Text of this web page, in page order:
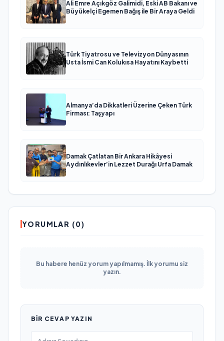
Ali Emre Açıkgöz Galimidi, Eski AB Bakanı ve
Büyükelçi Egemen Bağış ile Bir Araya Geldi
Türk Tiyatrosu ve Televizyon Dünyasının
Usta İsmi Can Kolukısa Hayatını Kaybetti
Almanya’da Dikkatleri Üzerine Çeken Türk
Firması: Taşyapı
Damak Çatlatan Bir Ankara Hikâyesi
Aydınlıkevler’in Lezzet Durağı Urfa Damak
YORUMLAR (0)
Bu habere henüz yorum yapılmamış. İlk yorumu siz
yazın.
BIR CEVAP YAZIN